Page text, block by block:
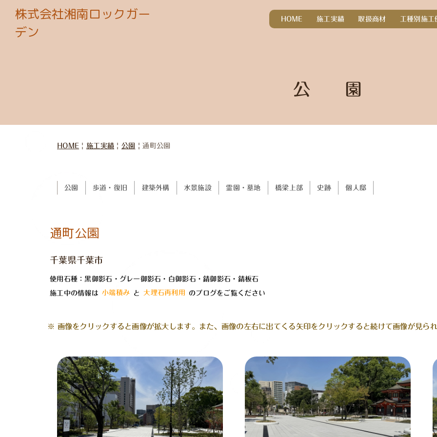
株式会社湘南ロックガー
デン
HOME 施工実績 取扱商材 工種別施工
公 園
HOME | 施工実績 | 公園 |通町公園
公園 歩道・復旧 建築外構 水景施設 霊園・墓地 橋梁上部 史跡 個人邸
通町公園
千葉県千葉市
使用石種：黒御影石・グレー御影石・白御影石・錆御影石・錆板石
施工中の情報は 小端積み と 大理石再利用 のブログをご覧ください
※ 画像をクリックすると画像が拡大します。また、画像の左右に出てくる矢印をクリックすると続けて画像が見ら